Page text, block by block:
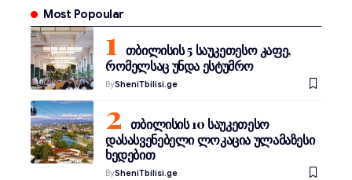
Most Popoular
თბილისის 5 საუკეთესო კაფე,
რომელსაც უნდა ესტუმრო
BySheniTbilisi.ge
თბილისის 10 საუკეთესო
დასასვენებელი ლოკაცია ულამაზესი
ხედებით
BySheniTbilisi.ge